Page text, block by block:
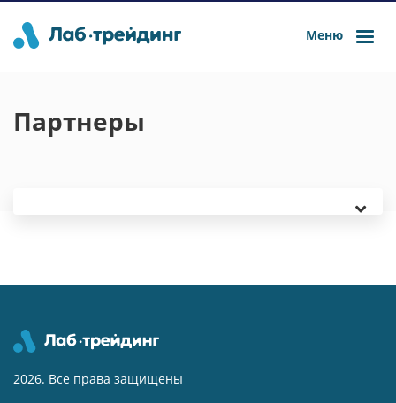
Меню
Партнеры
2026. Все права защищены